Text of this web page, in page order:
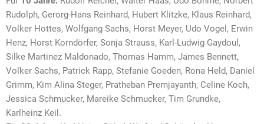
Rudolph, Gerorg-Hans Reinhard, Hubert Klitzke, Klaus Reinhard,
Volker Hottes, Wolfgang Sachs, Horst Meyer, Udo Vogel, Erwin
Henz, Horst Korndörfer, Sonja Strauss, Karl-Ludwig Gaydoul,
Silke Martinez Maldonado, Thomas Hamm, James Bennett,
Volker Sachs, Patrick Rapp, Stefanie Goeden, Rona Held, Daniel
Grimm, Kim Alina Steger, Pratheban Premjayanth, Celine Koch,
Jessica Schmucker, Mareike Schmucker, Tim Grundke,
Karlheinz Keil.